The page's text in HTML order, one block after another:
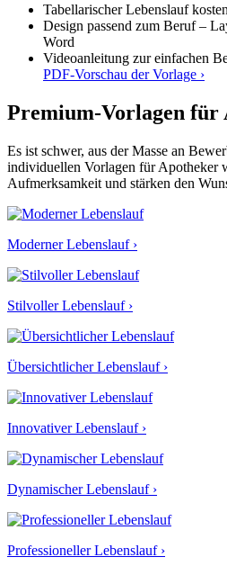
Tabellarischer Lebenslauf
Design passend zum Beruf –
Word
Videoanleitung zur einfachen
PDF-Vorschau der Vorlage ›
Premium-Vorlagen für
Es ist schwer, aus der Masse an
individuellen Vorlagen für Apotheker
Aufmerksamkeit und stärken den
Moderner Lebenslauf ›
Stilvoller Lebenslauf ›
Übersichtlicher Lebenslauf ›
Innovativer Lebenslauf ›
Dynamischer Lebenslauf ›
Professioneller Lebenslauf ›